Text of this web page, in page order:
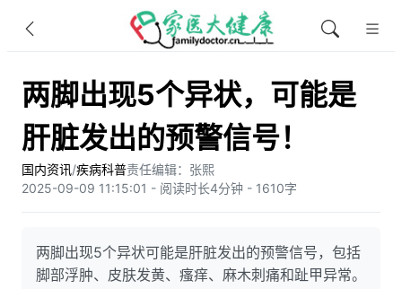
两脚出现5个异状，可能是
肝脏发出的预警信号！
国内资讯/疾病科普责任编辑：张熙
2025-09-09 11:15:01 - 阅读时长4分钟 - 1610字
两脚出现5个异状可能是肝脏发出的预警信号，包括
脚部浮肿、皮肤发黄、瘙痒、麻木刺痛和趾甲异常。